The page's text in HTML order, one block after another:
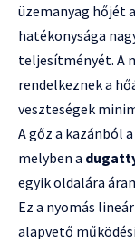
üzemanyag hőjét
hatékonysága
teljesítményét. A
rendelkeznek a
veszteségek
A gőz a kazánból a
melyben a
egyik oldalára
Ez a nyomás
alapvető